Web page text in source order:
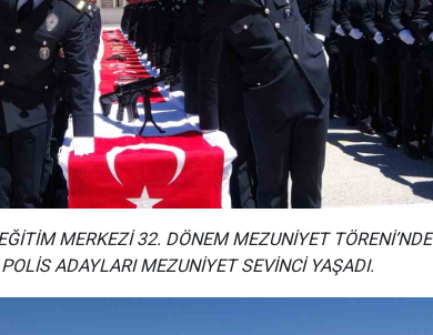
MERKEZİ 32. DÖNEM MEZUNİYET TÖRENİ’NDE
ADAYLARI MEZUNİYET SEVİNCİ YAŞADI.